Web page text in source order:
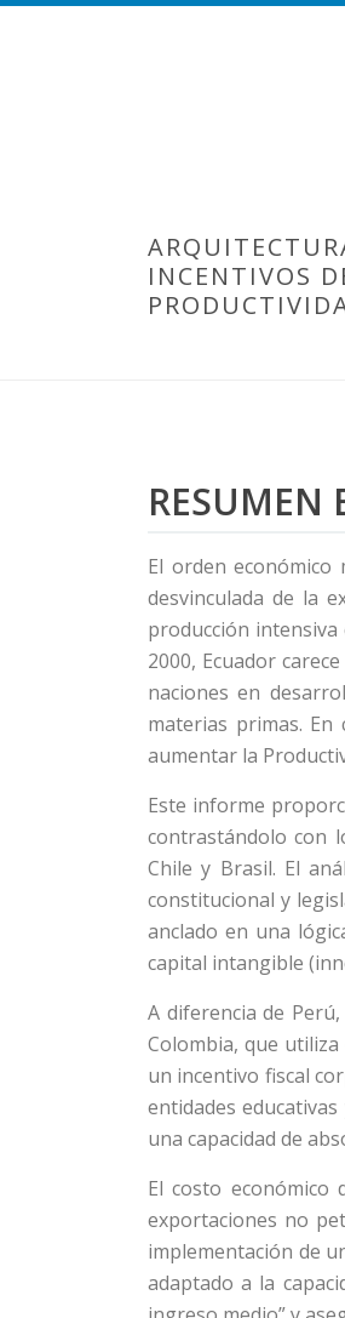
INCENTIVOS
RESUMEN
El orden
desvinculada de la
producción intensiva
2000, Ecuador
naciones en
materias primas. En
aumentar la
Este informe
contrastándolo con
Chile y Brasil. El
constitucional y
anclado en una
capital intangible
A diferencia de
Colombia, que
un incentivo fiscal
entidades
una capacidad de
El costo económico
exportaciones no
implementación de
adaptado a la